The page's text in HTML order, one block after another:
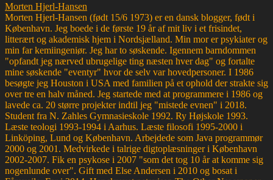
Morten Hjerl-Hansen
Morten Hjerl-Hansen (født 15/6 1973) er en dansk blogger, født i
København. Jeg boede i de første 19 år af mit liv i et frisindet,
litterært og akademisk hjem i Nordsjælland. Min mor er psykiater og
min far kemiingeniør. Jeg har to søskende. Igennem barndommen
"opfandt jeg nærved ubrugelige ting næsten hver dag" og fortalte
mine søskende "eventyr" hvor de selv var hovedpersoner. I 1986
besøgte jeg Houston i USA med familien på et ophold der strakte sig
over tre en halv måned. Jeg startede med at programmere i 1986 og
lavede ca. 20 større projekter indtil jeg "mistede evnen" i 2018.
Student fra N. Zahles Gymnasieskole 1992. Ry Højskole 1993.
Læste teologi 1993-1994 i Aarhus. Læste filosofi 1995-2000 i
Linköping, Lund og København. Arbejdede som Java programmør
2000 og 2001. Medvirkede i talrige digtoplæsninger i København
2002-2007. Fik en psykose i 2007 "som det tog 10 år at komme sig
nogenlunde over". Gift med Else Andersen i 2010 og bosat i